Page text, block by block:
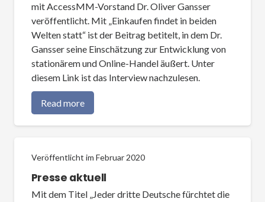
mit AccessMM-Vorstand Dr. Oliver Gansser
veröffentlicht. Mit „Einkaufen findet in beiden
Welten statt“ ist der Beitrag betitelt, in dem Dr.
Gansser seine Einschätzung zur Entwicklung von
stationärem und Online-Handel äußert. Unter
diesem Link ist das Interview nachzulesen.
Read more
Veröffentlicht im Februar 2020
Presse aktuell
Mit dem Titel „Jeder dritte Deutsche fürchtet die